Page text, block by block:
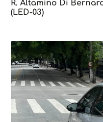
R. Altamino Di
(LED-03)